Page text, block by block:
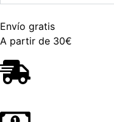
Envío gratis
A partir de 30€